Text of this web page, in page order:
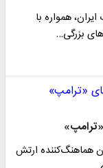
همواره با
بزرگی…
هماهنگ‌کننده ارتش